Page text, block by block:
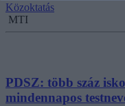
Közoktatás
MTI
PDSZ: több száz
mindennapos